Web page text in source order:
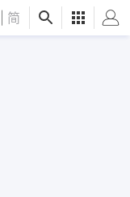
简